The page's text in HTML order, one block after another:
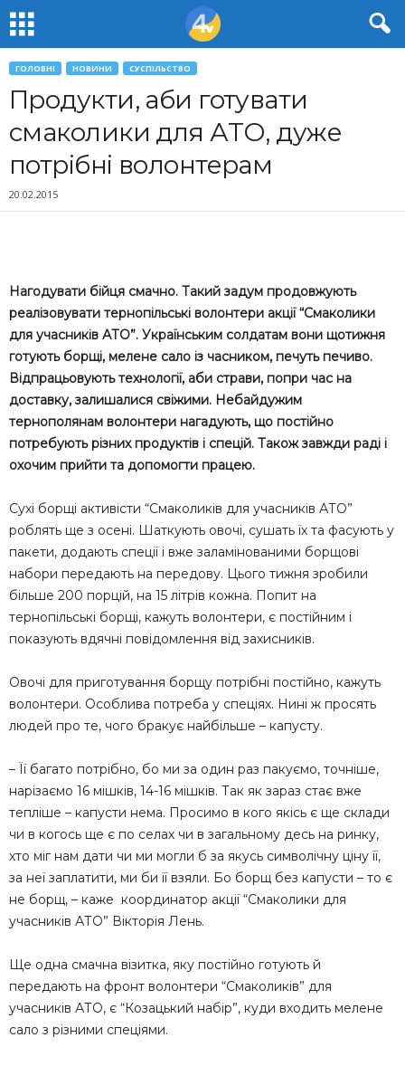
ГОЛОВНІ НОВИНИ СУСПІЛЬСТВО
Продукти, аби готувати
смаколики для АТО, дуже
потрібні волонтерам
20.02.2015
Нагодувати бійця смачно. Такий задум продовжують
реалізовувати тернопільські волонтери акції “Смаколики
для учасників АТО”. Українським солдатам вони щотижня
готують борщі, мелене сало із часником, печуть печиво.
Відпрацьовують технології, аби страви, попри час на
доставку, залишалися свіжими. Небайдужим
тернополянам волонтери нагадують, що постійно
потребують різних продуктів і спецій. Також завжди раді і
охочим прийти та допомогти працею.
Сухі борщі активісти “Смаколиків для учасників АТО”
роблять ще з осені. Шаткують овочі, сушать їх та фасують у
пакети, додають спеції і вже заламінованими борщові
набори передають на передову. Цього тижня зробили
більше 200 порцій, на 15 літрів кожна. Попит на
тернопільські борщі, кажуть волонтери, є постійним і
показують вдячні повідомлення від захисників.
Овочі для приготування борщу потрібні постійно, кажуть
волонтери. Особлива потреба у спеціях. Нині ж просять
людей про те, чого бракує найбільше – капусту.
– Її багато потрібно, бо ми за один раз пакуємо, точніше,
нарізаємо 16 мішків, 14-16 мішків. Так як зараз стає вже
тепліше – капусти нема. Просимо в кого якісь є ще склади
чи в когось ще є по селах чи в загальному десь на ринку,
хто міг нам дати чи ми могли б за якусь символічну ціну її,
за неї заплатити, ми би її взяли. Бо борщ без капусти – то є
не борщ, – каже координатор акції “Смаколики для
учасників АТО” Вікторія Лень.
Ще одна смачна візитка, яку постійно готують й
передають на фронт волонтери “Смаколиків” для
учасників АТО, є “Козацький набір”, куди входить мелене
сало з різними спеціями.